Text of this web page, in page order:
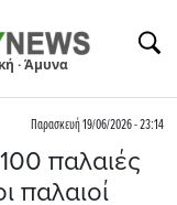
· Άμυνα
Παρασκευή 19/06/2026 - 23:14
παλαιές
παλαιοί